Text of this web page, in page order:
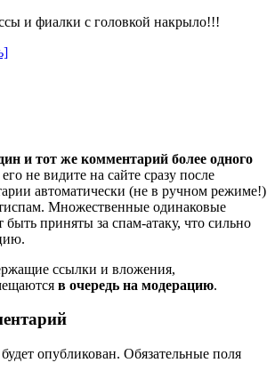
и фиалки с головкой накрыло!!!
и тот же комментарий более одного
не видите на сайте сразу после
автоматически (не в ручном режиме!)
Множественные одинаковые
приняты за спам-атаку, что сильно
ссылки и вложения,
в очередь на модерацию.
опубликован. Обязательные поля